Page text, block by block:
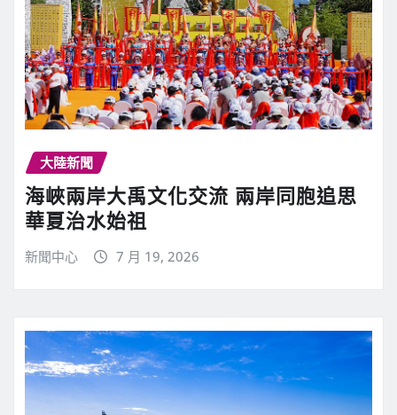
大陸新聞
海峽兩岸大禹文化交流 兩岸同胞追思
華夏治水始祖
新聞中心 7 月 19, 2026